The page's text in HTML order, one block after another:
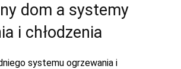
dom a systemy
i chłodzenia
systemu ogrzewania i